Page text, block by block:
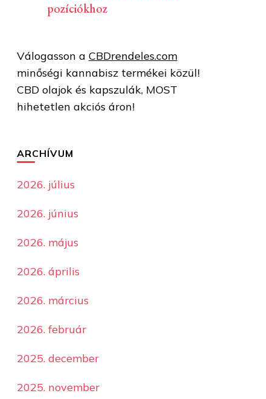
pozíciókhoz
Válogasson a CBDrendeles.com
minőségi kannabisz termékei közül!
CBD olajok és kapszulák, MOST
hihetetlen akciós áron!
ARCHÍVUM
2026. július
2026. június
2026. május
2026. április
2026. március
2026. február
2025. december
2025. november